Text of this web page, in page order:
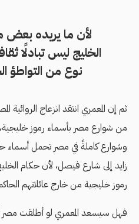
لأن ما يريده بعض
الخليج ليس تبادلًا
نوع من التواطؤ
ثم إن المعمري انتقد انزعاج الروائية
من شوارع مصر بأسماء رموز
وشوارع كاملةً في مصر تحمل أسماء
زايد إلى شارع فيصل، لأن حكام
رموز خليجية من خارج عائلاتهم
فهل سيسعد المعمري لو أطلقت